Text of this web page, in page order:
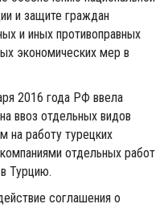
и защите граждан
и иных противоправных
экономических мер в
2016 года РФ ввела
ввоз отдельных видов
на работу турецких
отдельных работ
Турцию.
соглашения о